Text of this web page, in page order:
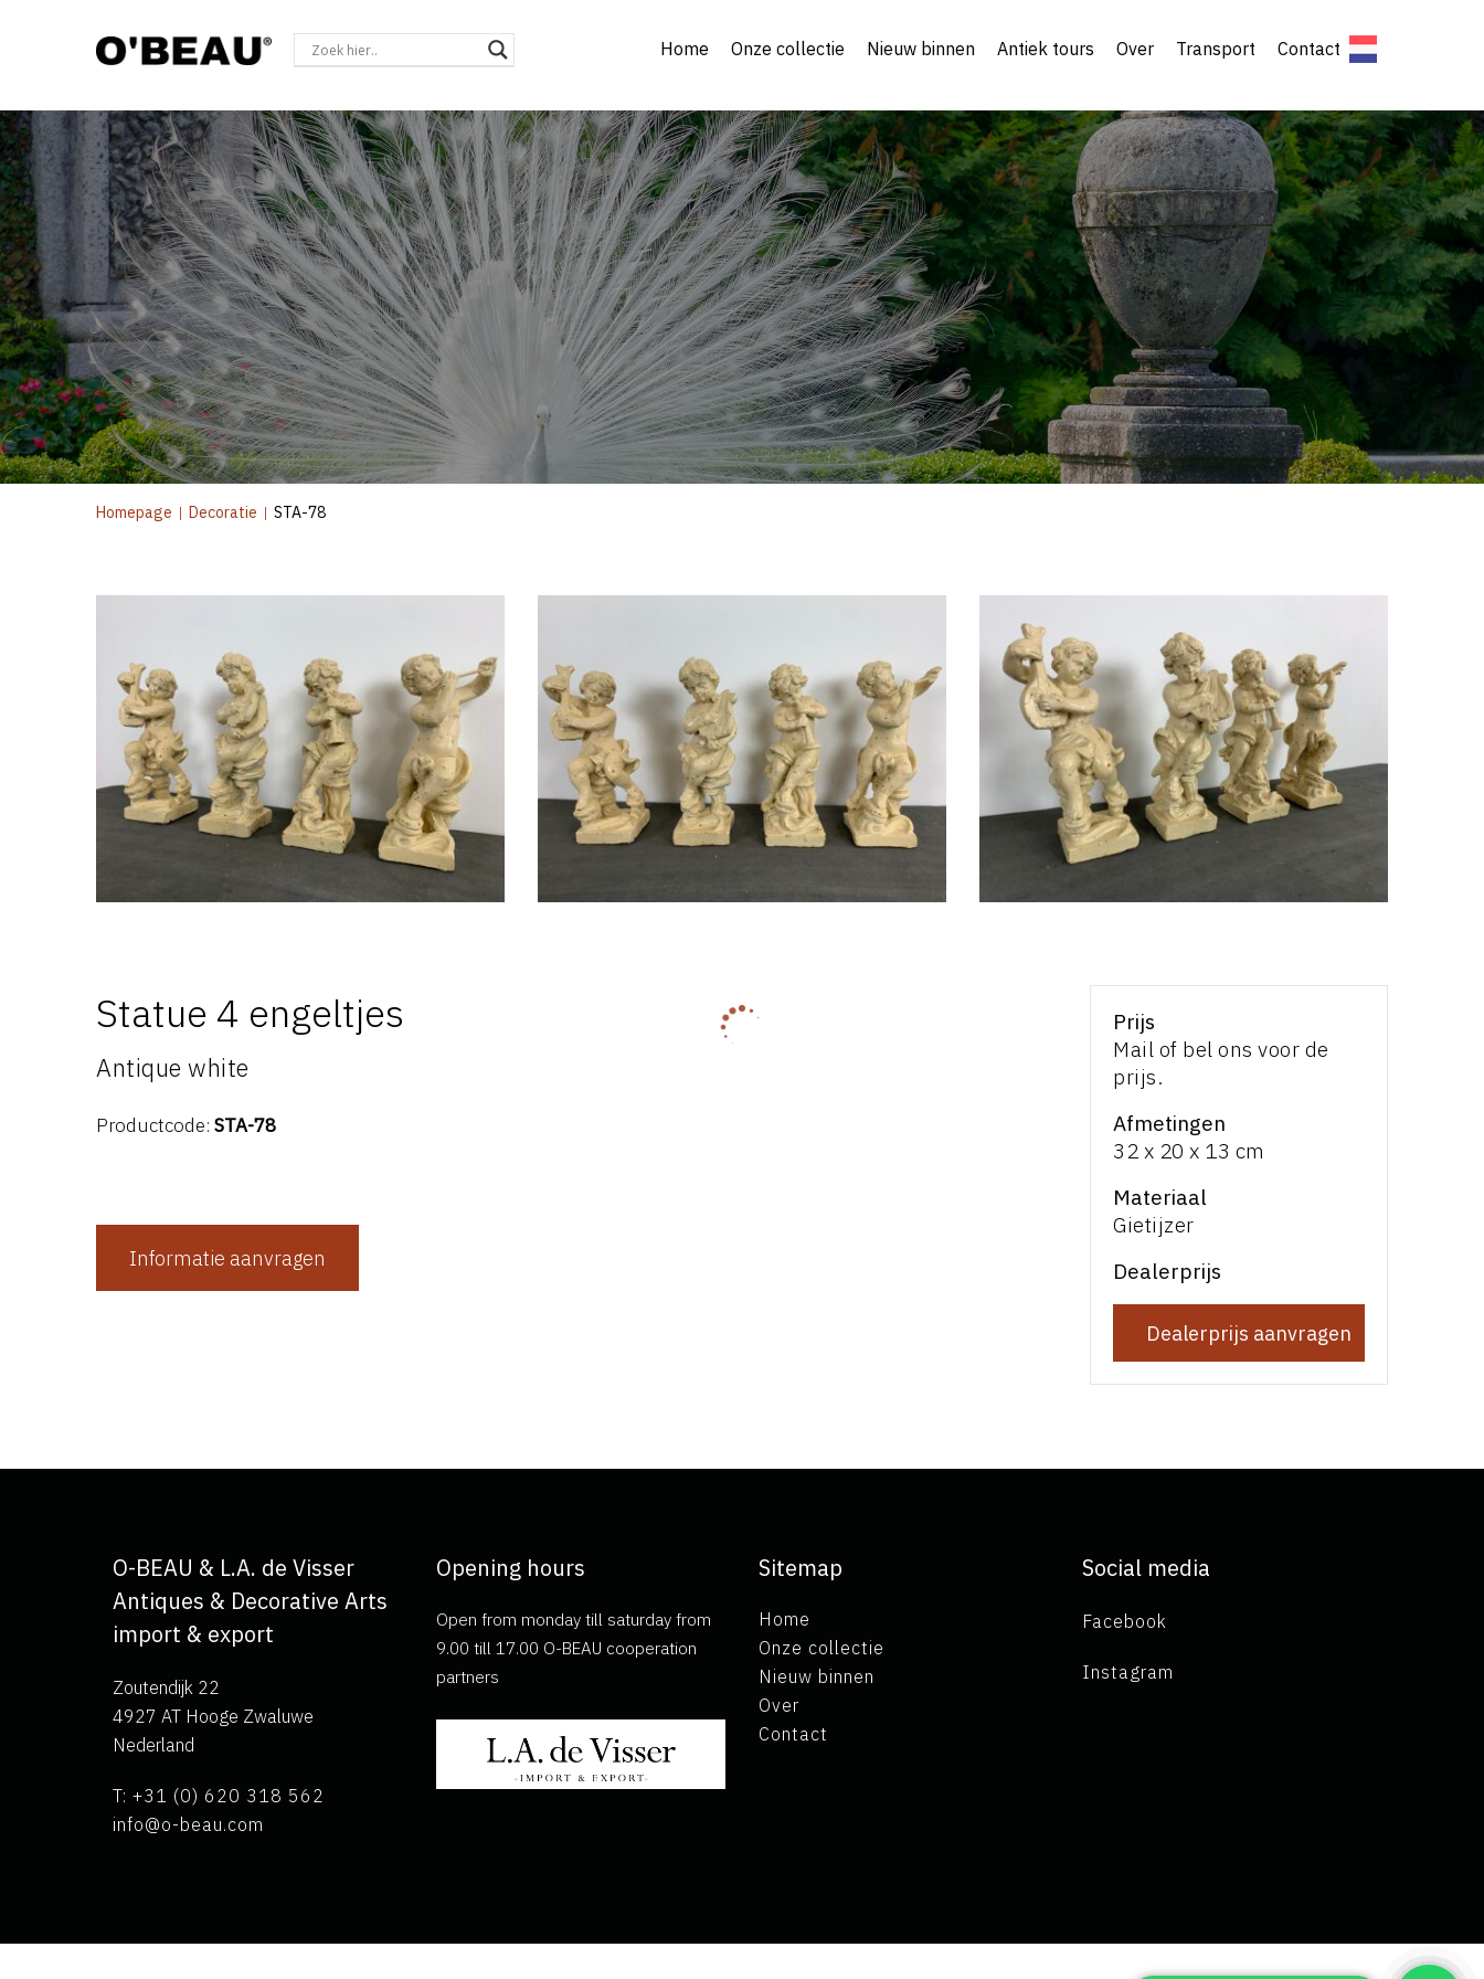
Home Onze collectie Nieuw binnen Antiek tours Over Transport Contact
Homepage | Decoratie | STA-78
Statue 4 engeltjes
Antique white
Productcode: STA-78
Informatie aanvragen
Prijs
Mail of bel ons voor de
prijs.
Afmetingen
32 x 20 x 13 cm
Materiaal
Gietijzer
Dealerprijs
Dealerprijs aanvragen
O-BEAU & L.A. de Visser
Antiques & Decorative Arts
import & export
Zoutendijk 22
4927 AT Hooge Zwaluwe
Nederland
T: +31 (0) 620 318 562
info@o-beau.com
Opening hours
Open from monday till saturday from
9.00 till 17.00 O-BEAU cooperation
partners
Sitemap
Home
Onze collectie
Nieuw binnen
Over
Contact
Social media
Facebook
Instagram